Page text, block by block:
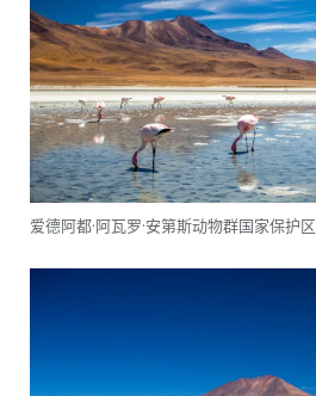
爱德阿都·阿瓦罗·安第斯动物群国家保护区